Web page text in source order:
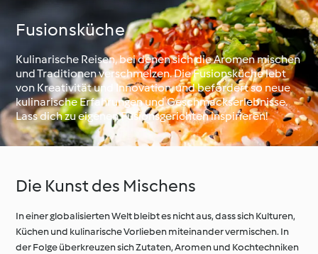
Fusionsküche
Kulinarische Reisen, bei denen sich die Aromen mischen
und Traditionen verschmelzen. Die Fusionsküche lebt
von Kreativität und Innovation, und befördert so neue
kulinarische Erfahrungen und Geschmackserlebnisse.
Lass dich zu eigenen Fusionsgerichten inspirieren!
Die Kunst des Mischens
In einer globalisierten Welt bleibt es nicht aus, dass sich Kulturen,
Küchen und kulinarische Vorlieben miteinander vermischen. In
der Folge überkreuzen sich Zutaten, Aromen und Kochtechniken